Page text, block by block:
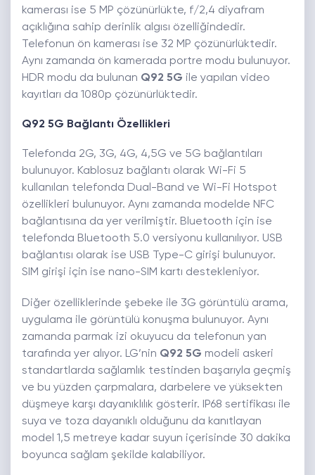
kamerası ise 5 MP çözünürlükte, f/2,4 diyafram
açıklığına sahip derinlik algısı özelliğindedir.
Telefonun ön kamerası ise 32 MP çözünürlüktedir.
Aynı zamanda ön kamerada portre modu bulunuyor.
HDR modu da bulunan Q92 5G ile yapılan video
kayıtları da 1080p çözünürlüktedir.
Q92 5G Bağlantı Özellikleri
Telefonda 2G, 3G, 4G, 4,5G ve 5G bağlantıları
bulunuyor. Kablosuz bağlantı olarak Wi-Fi 5
kullanılan telefonda Dual-Band ve Wi-Fi Hotspot
özellikleri bulunuyor. Aynı zamanda modelde NFC
bağlantısına da yer verilmiştir. Bluetooth için ise
telefonda Bluetooth 5.0 versiyonu kullanılıyor. USB
bağlantısı olarak ise USB Type-C girişi bulunuyor.
SIM girişi için ise nano-SIM kartı destekleniyor.
Diğer özelliklerinde şebeke ile 3G görüntülü arama,
uygulama ile görüntülü konuşma bulunuyor. Aynı
zamanda parmak izi okuyucu da telefonun yan
tarafında yer alıyor. LG’nin Q92 5G modeli askeri
standartlarda sağlamlık testinden başarıyla geçmiş
ve bu yüzden çarpmalara, darbelere ve yüksekten
düşmeye karşı dayanıklılık gösterir. IP68 sertifikası ile
suya ve toza dayanıklı olduğunu da kanıtlayan
model 1,5 metreye kadar suyun içerisinde 30 dakika
boyunca sağlam şekilde kalabiliyor.